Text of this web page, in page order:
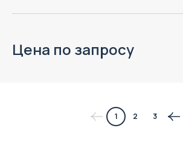
Цена по запросу
1 2 3